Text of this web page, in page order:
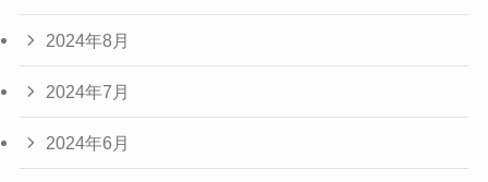
2024年8月
2024年7月
2024年6月